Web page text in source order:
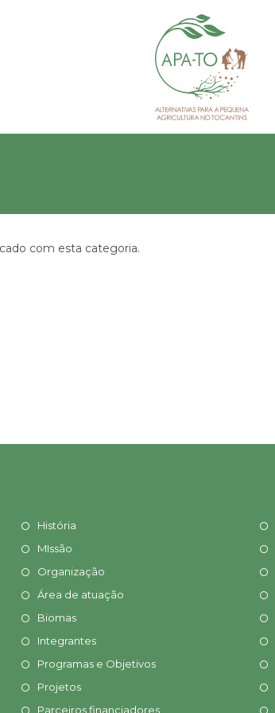
com esta categoria.
História
MIssão
Organização
Área de atuação
Biomas
Integrantes
Programas e Objetivos
Projetos
Parceiros financiadores